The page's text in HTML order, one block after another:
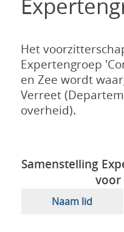
Het
Expertengroep
en Zee wordt
Verreet
overheid).
Samenstelling
voor
Naam lid